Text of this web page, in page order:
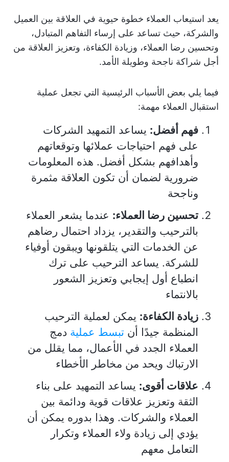
يعد استيعاب العملاء خطوة حيوية في العلاقة بين العميل
والشركة، حيث تساعد على إرساء التفاهم المتبادل،
وتحسين رضا العملاء، وزيادة الكفاءة، وتعزيز العلاقة من
أجل شراكة ناجحة وطويلة الأمد.
فيما يلي بعض الأسباب الرئيسية التي تجعل عملية
استقبال العملاء مهمة:
فهم أفضل: يساعد التمهيد الشركات
على فهم احتياجات عملائها وتوقعاتهم
وأهدافهم بشكل أفضل. هذه المعلومات
ضرورية لضمان أن تكون العلاقة مثمرة
وناجحة
تحسين رضا العملاء: عندما يشعر العملاء
بالترحيب والتقدير، يزداد احتمال رضاهم
عن الخدمات التي يتلقونها ويبقون أوفياء
للشركة. يساعد الترحيب على ترك
انطباع أول إيجابي وتعزيز الشعور
بالانتماء
زيادة الكفاءة: يمكن لعملية الترحيب
المنظمة جيدًا أن تبسط عملية دمج
العملاء الجدد في الأعمال، مما يقلل من
الارتباك ويحد من مخاطر الأخطاء
علاقات أقوى: يساعد التمهيد على بناء
الثقة وتعزيز علاقات قوية ودائمة بين
العملاء والشركات. وهذا بدوره يمكن أن
يؤدي إلى زيادة ولاء العملاء وتكرار
التعامل معهم